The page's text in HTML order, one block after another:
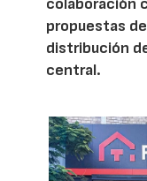
colaboración
propuestas
distribución
central.